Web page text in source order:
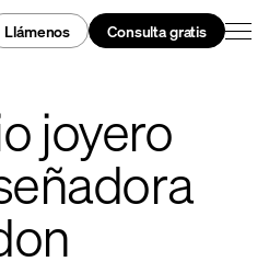
Llámenos Consulta gratis
joyero